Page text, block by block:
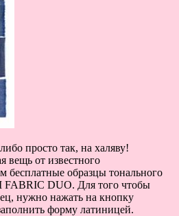
просто так, на халяву!
вещь от известного
бесплатные образцы тонального
DUO. Для того чтобы
нужно нажать на кнопку
форму латиницей.